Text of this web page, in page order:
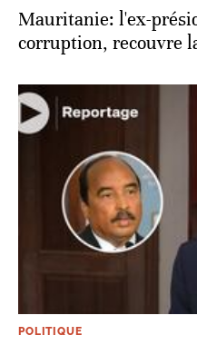
Mauritanie: l'ex-
corruption, recouvre
POLITIQUE